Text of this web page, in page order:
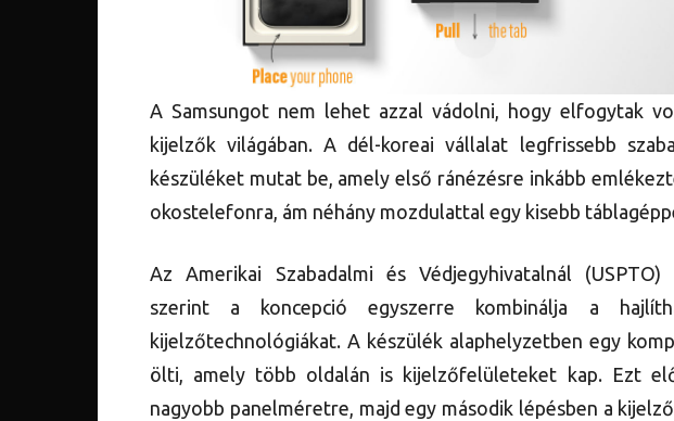
A Samsungot nem lehet azzal vádolni, hogy elfogytak
kijelzők világában. A dél-koreai vállalat legfrissebb
készüléket mutat be, amely első ránézésre inkább
okostelefonra, ám néhány mozdulattal egy kisebb
Az Amerikai Szabadalmi és Védjegyhivatalnál
szerint a koncepció egyszerre kombinálja a
kijelzőtechnológiákat. A készülék alaphelyzetben egy
ölti, amely több oldalán is kijelzőfelületeket kap. Ezt
nagyobb panelméretre, majd egy második lépésben a